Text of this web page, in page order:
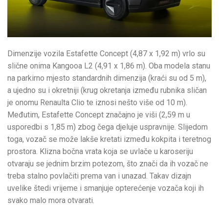
Dimenzije vozila Estafette Concept (4,87 x 1,92 m) vrlo su
slične onima Kangooa L2 (4,91 x 1,86 m). Oba modela stanu
na parkirno mjesto standardnih dimenzija (kraći su od 5 m),
a ujedno su i okretniji (krug okretanja između rubnika sličan
je onomu Renaulta Clio te iznosi nešto više od 10 m).
Međutim, Estafette Concept značajno je viši (2,59 m u
usporedbi s 1,85 m) zbog čega djeluje uspravnije. Slijedom
toga, vozač se može lakše kretati između kokpita i teretnog
prostora. Klizna bočna vrata koja se uvlače u karoseriju
otvaraju se jednim brzim potezom, što znači da ih vozač ne
treba stalno povlačiti prema van i unazad. Takav dizajn
uvelike štedi vrijeme i smanjuje opterećenje vozača koji ih
svako malo mora otvarati.